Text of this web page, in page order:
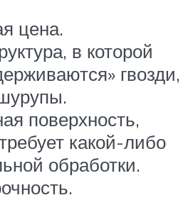
цена.
в которой
гвозди,
поверхность,
какой-либо
обработки.